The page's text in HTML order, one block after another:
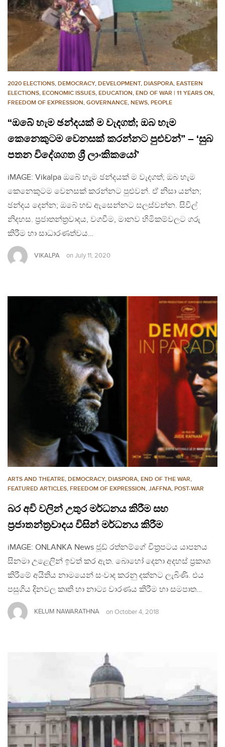
2020 ELECTIONS, DEMOCRACY, DEVELOPMENT, DIASPORA, EASTERN
ELECTIONS, ECONOMIC ISSUES, EDUCATION, END OF WAR | 11 YEARS ON,
FREEDOM OF EXPRESSION, GOVERNANCE, NEWS, PEOPLE
“ඔබේ හැම ඡන්දයක් ම වැදගත්; ඔබ හැම
කෙනෙකුටම වෙනසක් කරන්නට පුළුවන්” – ‘සුබ
පතන විදේශගත ශ්‍රී ලාංකිකයෝ’
iMAGE: Vikalpa ඔබේ හැම ඡන්දයක් ම වැදගත්; ඔබ හැම
කෙනෙකුටම වෙනසක් කරන්නට පුළුවන්. ඒ නිසා යන්න;
ඡන්දය දෙන්න; ඔබේ හඬ ඇසෙන්නට සලස්වන්න. සිවිල්
නිදහස. ප්‍රජාතන්ත්‍රවාදය, වගවීම, මානව හිමිකම්වලට ගරු
කිරීම හා සාධාරණත්වය…
VIKALPA on July 11, 2020
ARTS AND THEATRE, DEMOCRACY, DIASPORA, END OF THE WAR,
FEATURED ARTICLES, FREEDOM OF EXPRESSION, JAFFNA, POST-WAR
බර අවි වලින් උතුර මර්ධනය කිරීම සහ
ප‍්‍රජාතන්ත‍්‍රවාදය විසින් මර්ධනය කිරීම
iMAGE: ONLANKA News ජූඩ් රත්නම්ගේ චිත‍්‍රපටය යාපනය
සිනමා උළෙලින් ඉවත් කර ඇත. බොහෝ දෙනා අදහස් ප‍්‍රකාශ
කිරීමේ අයිතිය නාමයෙන් සංවාද කරනු දක්නට ලැබිණි. එය
පසුගිය දිනවල කෘති හා නාට්‍ය වාරණය කිරීම හා සමපාත…
KELUM NAWARATHNA on October 4, 2018